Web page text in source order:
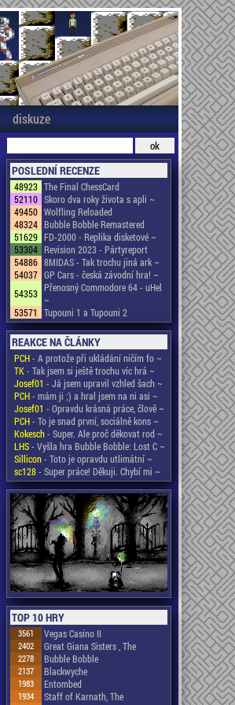
diskuze
POSLEDNÍ RECENZE
48923 The Final ChessCard
52110 Skoro dva roky života s apli ~
49450 Wolfling Reloaded
48324 Bubble Bobble Remastered
51629 FD-2000 - Replika disketové ~
53304 Revision 2023 - Pártyreport
54886 8MIDAS - Tak trochu jiná ark ~
54037 GP Cars - česká závodní hra! ~
54353 Přenosný Commodore 64 - uHel
~
53571
Tupouni 1 a Tupouni 2
REAKCE NA ČLÁNKY
PCH- A protože při ukládání ničím fo ~
TK- Tak jsem si ještě trochu víc hrá ~
Josef01 - Já jsem upravil vzhled šach ~
PCH- mám ji ;) a hral jsem na ni asi ~
Josef01 - Opravdu krásná práce, člově ~
PCH- To je snad první, sociálně kons ~
Kokesch- Super. Ale proč děkovat rod ~
LHS- Vyšla hra Bubble Bobble: Lost C ~
Sillicon- Toto je opravdu utlimátní ~
sc128- Super práce! Děkuji. Chybí mi ~
TOP 10 HRY
3561 Vegas Casino II
2402 Great Giana Sisters , The
2278 Bubble Bobble
2137 Blackwyche
1983 Entombed
1934 Staff of Karnath, The